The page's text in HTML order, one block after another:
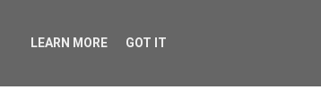
LEARN MORE GOT IT